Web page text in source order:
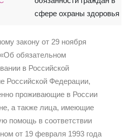
в
сфере охраны здоровья
закону от 29 ноября
обязательном
в Российской
Российской Федерации,
проживающие в России
а также лица, имеющие
помощь в соответствии
от 19 февраля 1993 года